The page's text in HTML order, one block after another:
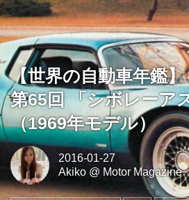
【世界の自動車年鑑】
第65回 「シボレーア
（1969年モデル）
2016-01-27
Akiko@ Motor Magazine